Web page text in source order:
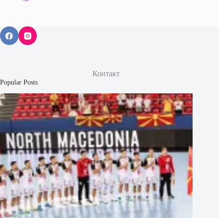
Контакт
Popular Posts